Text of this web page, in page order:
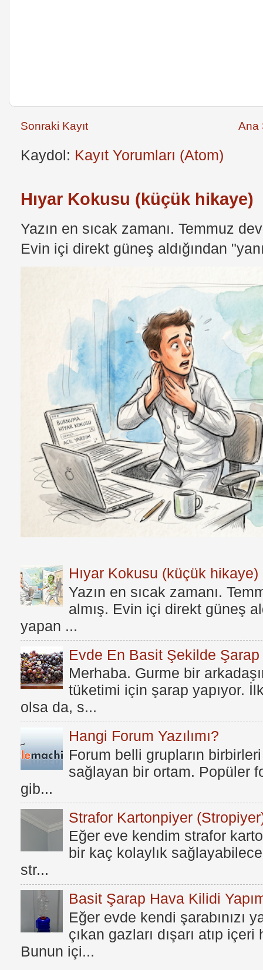
Sonraki Kayıt Ana
Kaydol: Kayıt Yorumları (Atom)
Hıyar Kokusu (küçük hikaye)
Yazın en sıcak zamanı. Temmuz
Evin içi direkt güneş aldığından
Hıyar Kokusu (küçük hikaye)
Yazın en sıcak zamanı.
almış. Evin içi direkt güneş
yapan ...
Evde En Basit Şekilde Şarap
Merhaba. Gurme bir
tüketimi için şarap yapıyor.
olsa da, s...
Hangi Forum Yazılımı?
Forum belli grupların
sağlayan bir ortam. Popüler
gib...
Strafor Kartonpiyer
Eğer eve kendim strafor
bir kaç kolaylık
str...
Basit Şarap Hava Kilidi
Eğer evde kendi şarabınızı
çıkan gazları dışarı atıp
Bunun içi...